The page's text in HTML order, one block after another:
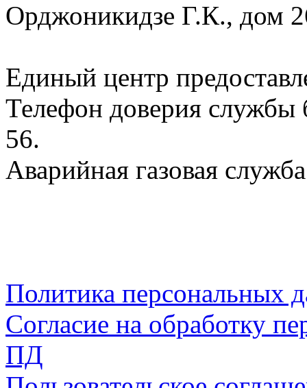
Орджоникидзе Г.К., дом
Единый центр
Телефон доверия службы
56.
Аварийная газовая
Политика персональных
Согласие на обработку
ПД